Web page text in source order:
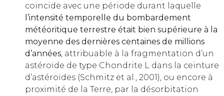
coïncide avec une période durant laquelle
l’intensité temporelle du bombardement
météoritique terrestre était bien supérieure à la
moyenne des dernières centaines de millions
d’années, attribuable à la fragmentation d’un
astéroïde de type Chondrite L dans la ceinture
d’astéroïdes (Schmitz et al., 2001), ou encore à
proximité de la Terre, par la désorbitation